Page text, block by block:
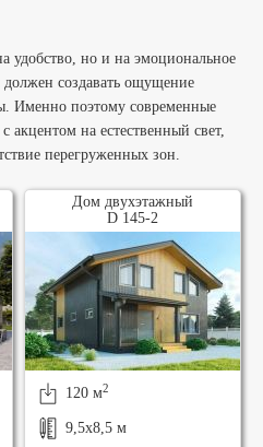
удобство, но и на эмоциональное
создавать ощущение
Именно поэтому современные
акцентом на естественный свет,
перегруженных зон.
Дом двухэтажный
D 145-2
120 м2
9,5х8,5 м